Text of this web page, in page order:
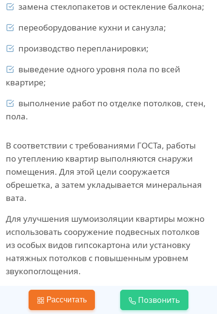
замена стеклопакетов и остекление балкона;
переоборудование кухни и санузла;
производство перепланировки;
выведение одного уровня пола по всей
квартире;
выполнение работ по отделке потолков, стен,
пола.
В соответствии с требованиями ГОСТа, работы
по утеплению квартир выполняются снаружи
помещения. Для этой цели сооружается
обрешетка, а затем укладывается минеральная
вата.
Для улучшения шумоизоляции квартиры можно
использовать сооружение подвесных потолков
из особых видов гипсокартона или установку
натяжных потолков с повышенным уровнем
звукопоглощения.
Для звукоизоляции пола хорошо подходит
пробковое напольное покрытие.
Рассчитать Позвонить